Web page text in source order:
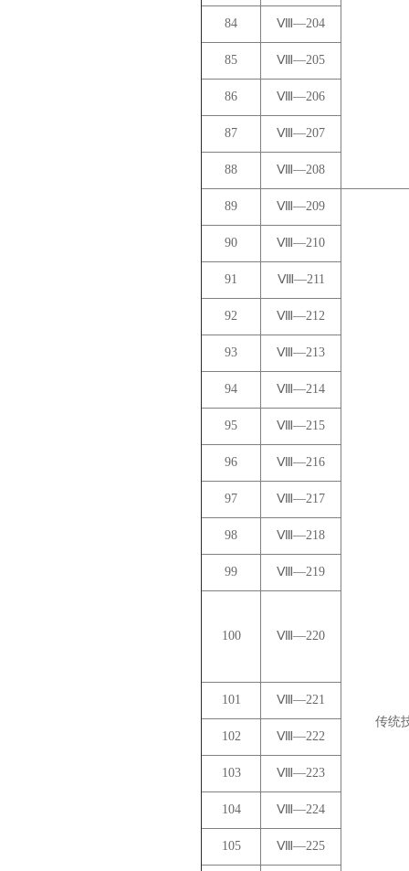
84 Ⅷ—204
85 Ⅷ—205
86 Ⅷ—206
87 Ⅷ—207
88 Ⅷ—208
89 Ⅷ—209
传统
90 Ⅷ—210
91 Ⅷ—211
92 Ⅷ—212
93 Ⅷ—213
94 Ⅷ—214
95 Ⅷ—215
96 Ⅷ—216
97 Ⅷ—217
98 Ⅷ—218
99 Ⅷ—219
100 Ⅷ—220
101 Ⅷ—221
102 Ⅷ—222
103 Ⅷ—223
104 Ⅷ—224
105 Ⅷ—225